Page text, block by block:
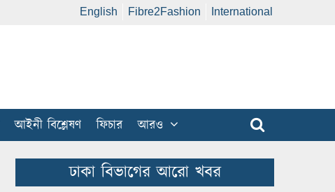
English Fibre2Fashion International
আইনী বিশ্লেষণ ফিচার আরও
ঢাকা বিভাগের আরো খবর